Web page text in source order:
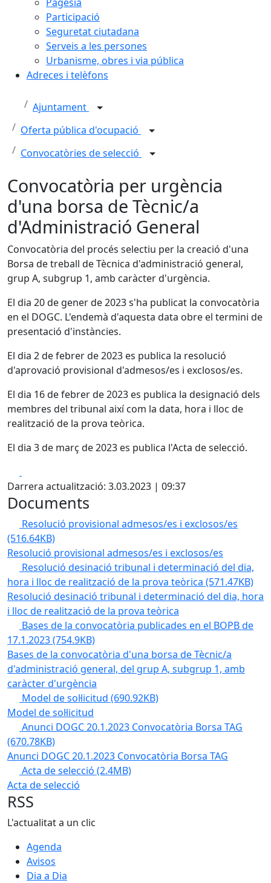
Participació
Seguretat ciutadana
Serveis a les persones
Urbanisme, obres i via pública
Adreces i telèfons
Ajuntament
Oferta pública d'ocupació
Convocatòries de selecció
Convocatòria per urgència
d'una borsa de Tècnic/a
d'Administració General
Convocatòria del procés selectiu per la creació d'una
Borsa de treball de Tècnica d'administració general,
grup A, subgrup 1, amb caràcter d'urgència.
El dia 20 de gener de 2023 s'ha publicat la convocatòria
en el DOGC. L'endemà d'aquesta data obre el termini de
presentació d'instàncies.
El dia 2 de febrer de 2023 es publica la resolució
d'aprovació provisional d'admesos/es i exclosos/es.
El dia 16 de febrer de 2023 es publica la designació dels
membres del tribunal així com la data, hora i lloc de
realització de la prova teòrica.
El dia 3 de març de 2023 es publica l'Acta de selecció.
Darrera actualització: 3.03.2023 | 09:37
Documents
Resolució provisional admesos/es i exclosos/es
(516.64KB)
Resolució provisional admesos/es i exclosos/es
Resolució desinació tribunal i determinació del dia,
hora i lloc de realització de la prova teòrica (571.47KB)
Resolució desinació tribunal i determinació del dia, hora
i lloc de realització de la prova teòrica
Bases de la convocatòria publicades en el BOPB de
17.1.2023(754.9KB)
Bases de la convocatòria d'una borsa de Tècnic/a
d'administració general, del grup A, subgrup 1, amb
caràcter d'urgència
Model de sol·licitud (690.92KB)
Model de sol·licitud
Anunci DOGC 20.1.2023 Convocatòria Borsa TAG
(670.78KB)
Anunci DOGC 20.1.2023 Convocatòria Borsa TAG
Acta de selecció (2.4MB)
Acta de selecció
RSS
L'actualitat a un clic
Agenda
Avisos
Dia a Dia